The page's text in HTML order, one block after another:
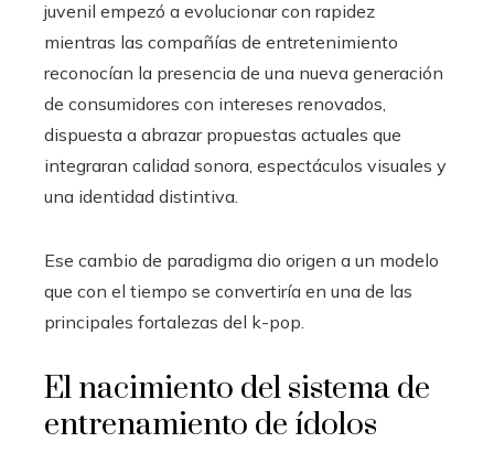
juvenil empezó a evolucionar con rapidez
mientras las compañías de entretenimiento
reconocían la presencia de una nueva generación
de consumidores con intereses renovados,
dispuesta a abrazar propuestas actuales que
integraran calidad sonora, espectáculos visuales y
una identidad distintiva.
Ese cambio de paradigma dio origen a un modelo
que con el tiempo se convertiría en una de las
principales fortalezas del k-pop.
El nacimiento del sistema de
entrenamiento de ídolos